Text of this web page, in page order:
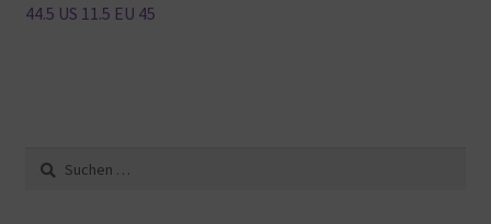
44.5 US 11.5 EU 45
Suche
nach: